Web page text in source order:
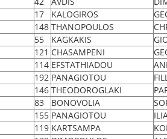
17 KALOGIROS
148 THANOPOULOS
55 KAGKAKIS
121 CHASAMPENI
114 EFSTATHIADOU
192 PANAGIOTOU
146 THEODOROGLAKI
83 BONOVOLIA
155 PANAGIOTOU
119 KARTSAMPA